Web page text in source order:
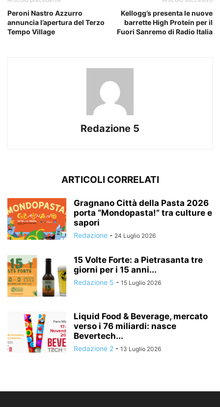
Peroni Nastro Azzurro
annuncia l’apertura del Terzo
Tempo Village
Kellogg’s presenta le nuove
barrette High Protein per il
Fuori Sanremo di Radio Italia
Redazione 5
ARTICOLI CORRELATI
Gragnano Città della Pasta 2026
porta “Mondopasta!” tra culture e
sapori
Redazione - 24 Luglio 2026
15 Volte Forte: a Pietrasanta tre
giorni per i 15 anni...
Redazione 5 - 15 Luglio 2026
Liquid Food & Beverage, mercato
verso i 76 miliardi: nasce
Bevertech...
Redazione 2 - 13 Luglio 2026